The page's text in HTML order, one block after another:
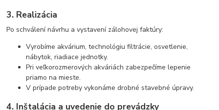
3. Realizácia
Po schválení návrhu a vystavení zálohovej faktúry:
Vyrobíme akvárium, technológiu filtrácie, osvetlenie,
nábytok, riadiace jednotky.
Pri veľkorozmerových akváriách zabezpečíme lepenie
priamo na mieste.
V prípade potreby vykonáme drobné stavebné úpravy.
4. Inštalácia a uvedenie do prevádzky